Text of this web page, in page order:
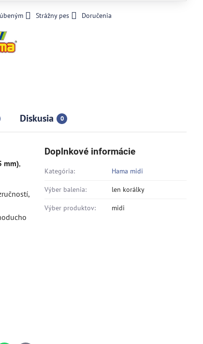
Strážny pes Doručenia
Diskusia 0
mm),
Doplnkové informácie
Kategória: Hama midi
Výber balenia: len korálky
Výber produktov: midi